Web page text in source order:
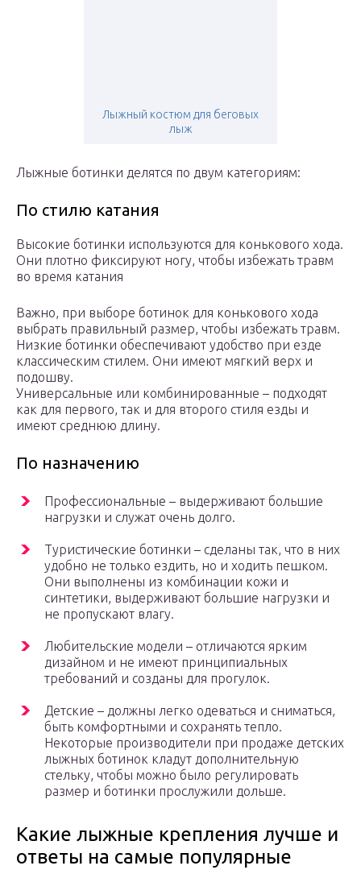
Лыжный костюм для беговых
лыж
Лыжные ботинки делятся по двум категориям:
По стилю катания
Высокие ботинки используются для конькового хода.
Они плотно фиксируют ногу, чтобы избежать травм
во время катания
Важно, при выборе ботинок для конькового хода
выбрать правильный размер, чтобы избежать травм.
Низкие ботинки обеспечивают удобство при езде
классическим стилем. Они имеют мягкий верх и
подошву.
Универсальные или комбинированные – подходят
как для первого, так и для второго стиля езды и
имеют среднюю длину.
По назначению
Профессиональные – выдерживают большие
нагрузки и служат очень долго.
Туристические ботинки – сделаны так, что в них
удобно не только ездить, но и ходить пешком.
Они выполнены из комбинации кожи и
синтетики, выдерживают большие нагрузки и
не пропускают влагу.
Любительские модели – отличаются ярким
дизайном и не имеют принципиальных
требований и созданы для прогулок.
Детские – должны легко одеваться и сниматься,
быть комфортными и сохранять тепло.
Некоторые производители при продаже детских
лыжных ботинок кладут дополнительную
стельку, чтобы можно было регулировать
размер и ботинки прослужили дольше.
Какие лыжные крепления лучше и
ответы на самые популярные